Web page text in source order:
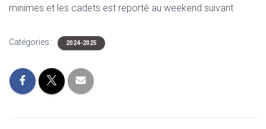
minimes et les cadets est reporté au weekend suivant
Catégories : 2024-2025